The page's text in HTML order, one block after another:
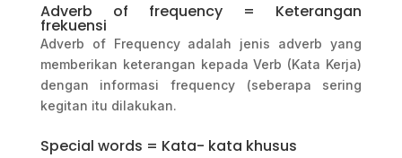
Adverb of frequency = Keterangan
frekuensi
Adverb of Frequency adalah jenis adverb yang
memberikan keterangan kepada Verb (Kata Kerja)
dengan informasi frequency (seberapa sering
kegitan itu dilakukan.
Special words = Kata- kata khusus